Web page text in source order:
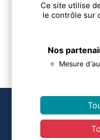
Ce site utilise
le contrôle sur
Nos
Mesure
COORDONNÉES
Centre